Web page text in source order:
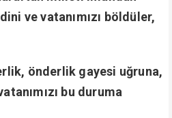
ve vatanımızı böldüler,
önderlik gayesi uğruna,
bu duruma